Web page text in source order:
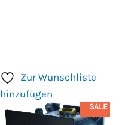
Zur Wunschliste
hinzufügen
SALE